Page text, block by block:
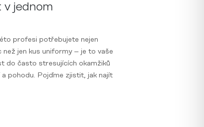
jednom
profesi potřebujete nejen
než jen kus uniformy – je to vaše
do často stresujících okamžiků
pohodu. Pojďme zjistit, jak najít